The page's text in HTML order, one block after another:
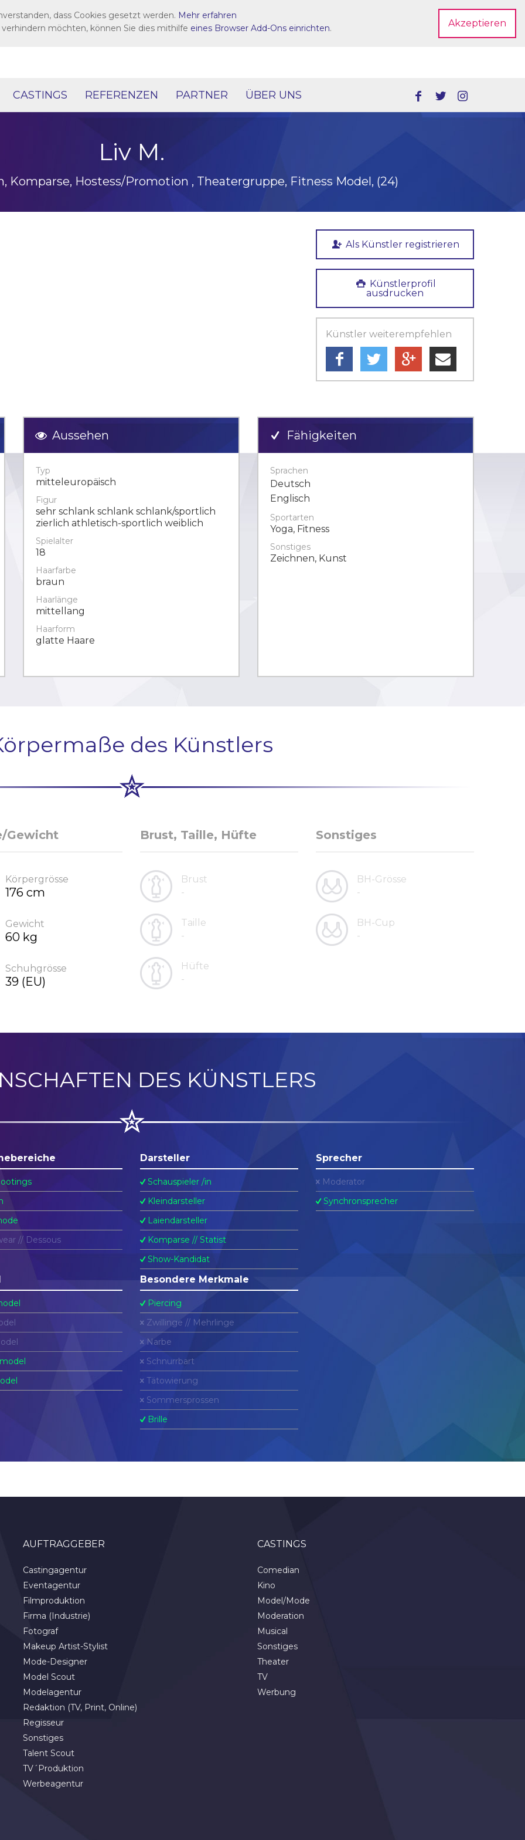
Dein Account
CASTINGS REFERENZEN PARTNER ÜBER UNS
Liv M.
Komparse, Hostess/Promotion , Theatergruppe, Fitness Model, (24)
Als Künstler registrieren
Künstlerprofil
ausdrucken
Künstler weiterempfehlen
Aussehen
Typ
mitteleuropäisch
Figur
sehr schlank schlank schlank/sportlich
zierlich athletisch-sportlich weiblich
Spielalter
18
Haarfarbe
braun
Haarlänge
mittellang
Haarform
glatte Haare
Fähigkeiten
Sprachen
Deutsch
Englisch
Sportarten
Yoga, Fitness
Sonstiges
Zeichnen, Kunst
des Künstlers
Gewicht
Körpergrösse
176 cm
Gewicht
60 kg
Schuhgrösse
39 (EU)
Brust, Taille, Hüfte
Brust
-
Taille
-
Hüfte
-
Sonstiges
BH-Grösse
-
BH-Cup
-
DES KÜNSTLERS
// Dessous
Darsteller
Schauspieler /in
Kleindarsteller
Laiendarsteller
Komparse // Statist
Show-Kandidat
Sprecher
Moderator
Synchronsprecher
Besondere Merkmale
Piercing
Zwillinge // Mehrlinge
Narbe
Schnurrbart
Tätowierung
Sommersprossen
Brille
AUFTRAGGEBER
Castingagentur
Eventagentur
Filmproduktion
Firma (Industrie)
Fotograf
Makeup Artist-Stylist
Mode-Designer
Model Scout
Modelagentur
Redaktion (TV, Print, Online)
Regisseur
Sonstiges
Talent Scout
TV´Produktion
Werbeagentur
CASTINGS
Comedian
Kino
Model/Mode
Moderation
Musical
Sonstiges
Theater
TV
Werbung
Akzeptieren
dass Cookies gesetzt werden. Mehr erfahren
möchten, können Sie dies mithilfe eines Browser Add-Ons einrichten.